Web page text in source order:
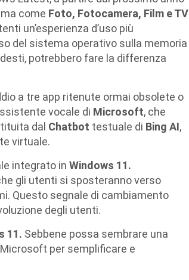
come Foto, Fotocamera, Film e TV
un’esperienza d’uso più
del sistema operativo sulla memoria
potrebbero fare la differenza
a tre app ritenute ormai obsolete o
vocale di Microsoft, che
dal Chatbot testuale di Bing AI,
virtuale.
integrato in Windows 11.
gli utenti si sposteranno verso
Questo segnale di cambiamento
degli utenti.
11. Sebbene possa sembrare una
per semplificare e